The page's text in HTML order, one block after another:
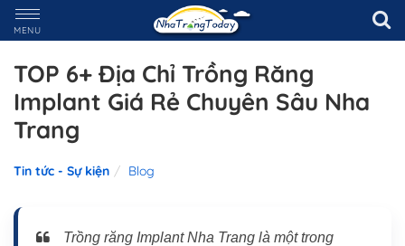
MENU
TOP 6+ Địa Chỉ Trồng Răng
Implant Giá Rẻ Chuyên Sâu Nha
Trang
Tin tức - Sự kiện Blog
Trồng răng Implant Nha Trang là một trong